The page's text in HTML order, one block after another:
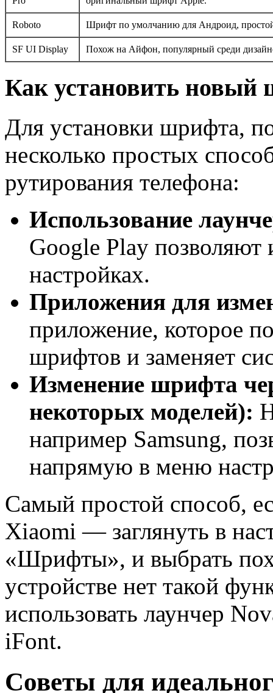
Roboto Шрифт по умолчанию для Андроид,
SF UI Display Похож на Айфон, популярный среди
Как установить
Для установки шрифта,
несколько простых
рутирования телефона:
Использование
Google Play
настройках.
Приложения для
приложение, которое
шрифтов и заменяет
Изменение шрифта
некоторых моделей):
например Samsung,
напрямую в меню
Самый простой способ,
Xiaomi — заглянуть в
«Шрифты», и выбрать
устройстве нет такой
использовать лаунчер
iFont.
Советы для